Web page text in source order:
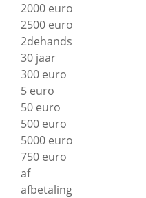
2000 euro
2500 euro
2dehands
30 jaar
300 euro
5 euro
50 euro
500 euro
5000 euro
750 euro
af
afbetaling